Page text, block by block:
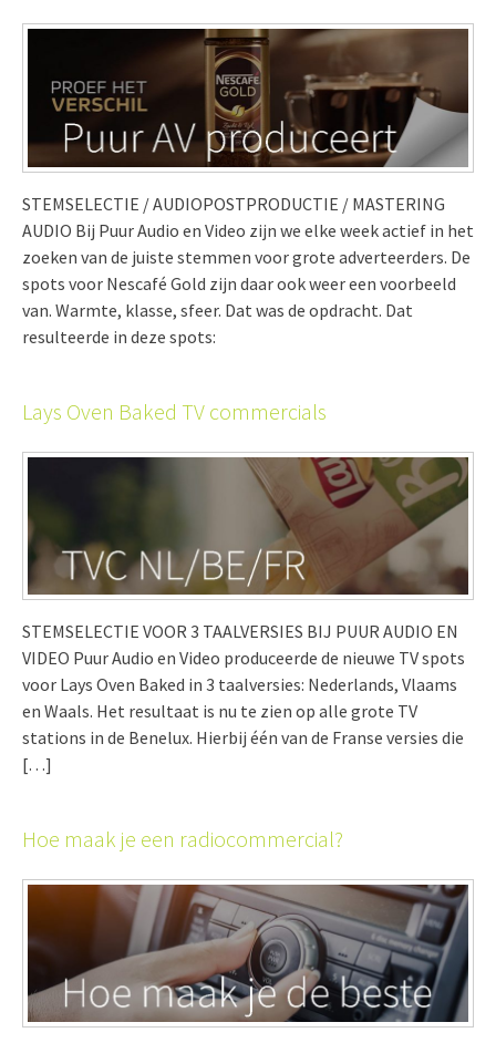
STEMSELECTIE / AUDIOPOSTPRODUCTIE / MASTERING
AUDIO Bij Puur Audio en Video zijn we elke week actief in het
zoeken van de juiste stemmen voor grote adverteerders. De
spots voor Nescafé Gold zijn daar ook weer een voorbeeld
van. Warmte, klasse, sfeer. Dat was de opdracht. Dat
resulteerde in deze spots:
Lays Oven Baked TV commercials
STEMSELECTIE VOOR 3 TAALVERSIES BIJ PUUR AUDIO EN
VIDEO Puur Audio en Video produceerde de nieuwe TV spots
voor Lays Oven Baked in 3 taalversies: Nederlands, Vlaams
en Waals. Het resultaat is nu te zien op alle grote TV
stations in de Benelux. Hierbij één van de Franse versies die
[…]
Hoe maak je een radiocommercial?